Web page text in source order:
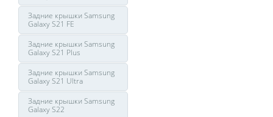
Задние крышки Samsung
Galaxy S21 FE
Задние крышки Samsung
Galaxy S21 Plus
Задние крышки Samsung
Galaxy S21 Ultra
Задние крышки Samsung
Galaxy S22